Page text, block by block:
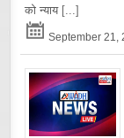
को न्याय [...]
September 21,